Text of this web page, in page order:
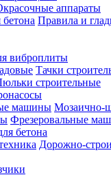
аппараты
Правила и
виброплиты
Тачки
строительные
Мозаично-
Фрезеровальные
бетона
Дорожно-